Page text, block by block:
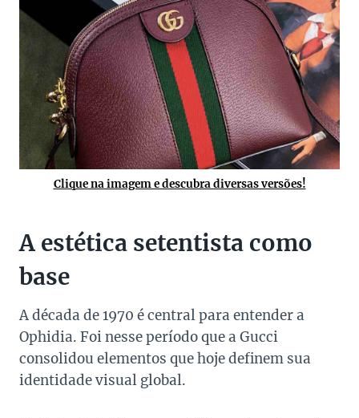
Clique na imagem e descubra diversas versões!
A estética setentista como
base
A década de 1970 é central para entender a
Ophidia. Foi nesse período que a Gucci
consolidou elementos que hoje definem sua
identidade visual global.